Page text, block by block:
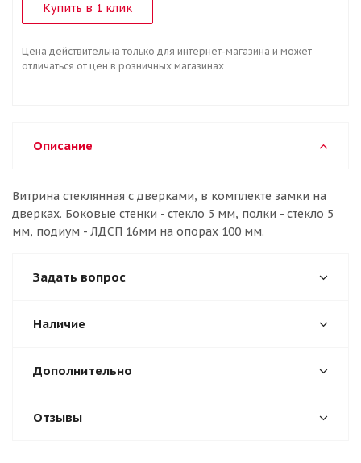
Купить в 1 клик
Цена действительна только для интернет-магазина и может
отличаться от цен в розничных магазинах
Описание
Витрина стеклянная с дверками, в комплекте замки на
дверках. Боковые стенки - стекло 5 мм, полки - стекло 5
мм, подиум - ЛДСП 16мм на опорах 100 мм.
Задать вопрос
Наличие
Дополнительно
Отзывы